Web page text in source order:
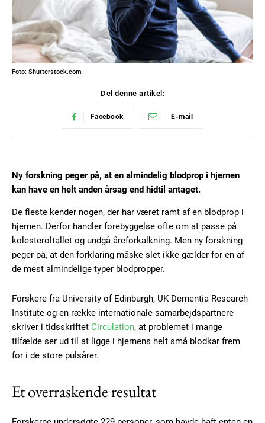
Foto: Shutterstock.com
Del denne artikel:
Facebook E-mail
Ny forskning peger på, at en almindelig blodprop i hjernen
kan have en helt anden årsag end hidtil antaget.
De fleste kender nogen, der har været ramt af en blodprop i
hjernen. Derfor handler forebyggelse ofte om at passe på
kolesteroltallet og undgå åreforkalkning. Men ny forskning
peger på, at den forklaring måske slet ikke gælder for en af
de mest almindelige typer blodpropper.
Forskere fra University of Edinburgh, UK Dementia Research
Institute og en række internationale samarbejdspartnere
skriver i tidsskriftet Circulation, at problemet i mange
tilfælde ser ud til at ligge i hjernens helt små blodkar frem
for i de store pulsårer.
Et overraskende resultat